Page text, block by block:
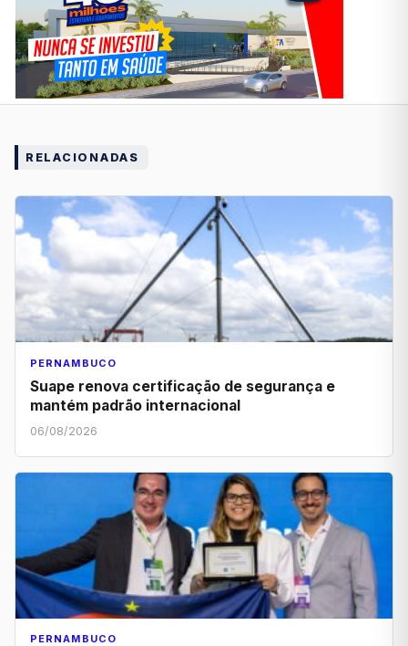
RELACIONADAS
PERNAMBUCO
Suape renova certificação de segurança e
mantém padrão internacional
06/08/2026
PERNAMBUCO